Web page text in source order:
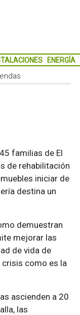
ENERGÍA
familias de El
de rehabilitación
iniciar de
destina un
demuestran
mejorar las
de vida de
como es la
ascienden a 20
las